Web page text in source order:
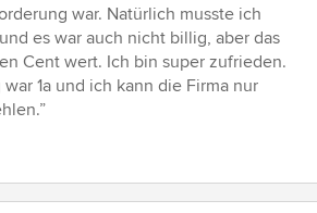
war. Natürlich musste ich
es war auch nicht billig, aber das
Cent wert. Ich bin super zufrieden.
1a und ich kann die Firma nur